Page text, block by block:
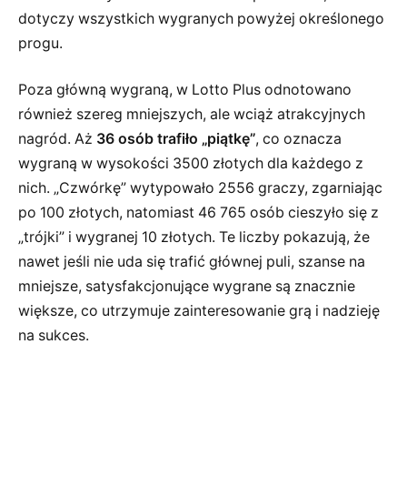
dotyczy wszystkich wygranych powyżej określonego
progu.
Poza główną wygraną, w Lotto Plus odnotowano
również szereg mniejszych, ale wciąż atrakcyjnych
nagród. Aż 36 osób trafiło „piątkę”, co oznacza
wygraną w wysokości 3500 złotych dla każdego z
nich. „Czwórkę” wytypowało 2556 graczy, zgarniając
po 100 złotych, natomiast 46 765 osób cieszyło się z
„trójki” i wygranej 10 złotych. Te liczby pokazują, że
nawet jeśli nie uda się trafić głównej puli, szanse na
mniejsze, satysfakcjonujące wygrane są znacznie
większe, co utrzymuje zainteresowanie grą i nadzieję
na sukces.